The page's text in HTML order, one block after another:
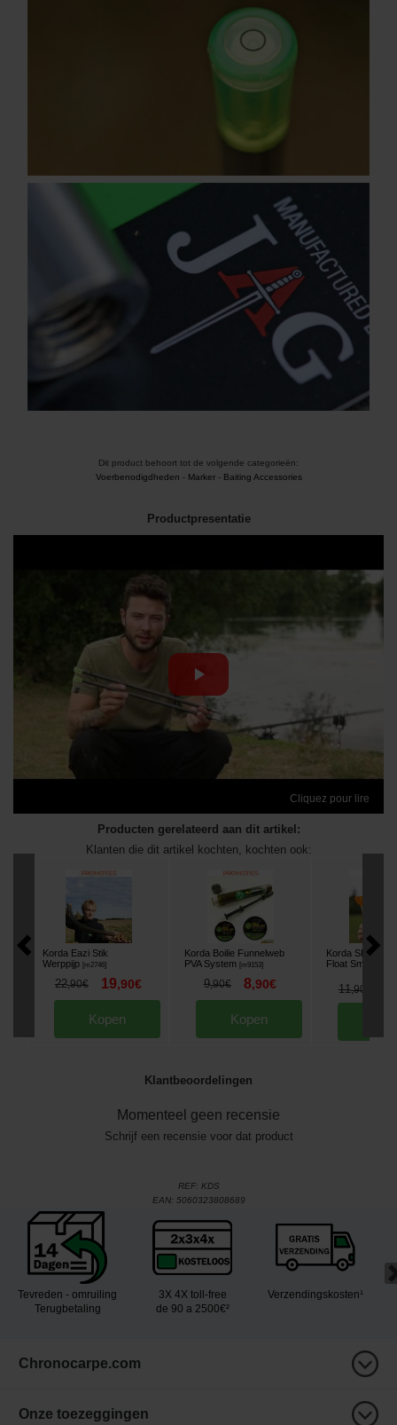
Dit product behoort tot de volgende categorieën:
Voerbenodigdheden - Marker- Baiting Accessories
Productpresentatie
Cliquez pour lire
Producten gerelateerd aan dit artikel:
Klanten die dit artikel kochten, kochten ook:
Korda Eazi Stik
Werppijp [m2746]
22,90€ 19,90€
Kopen
Korda Boilie Funnelweb
PVA System [m9153]
9,90€ 8,90€
Kopen
Korda SLR
Float Small
11,90
Klantbeoordelingen
Momenteel geen recensie
Schrijf een recensie voor dat product
REF: KDS
EAN: 5060323808689
Tevreden - omruiling
Terugbetaling
3X 4X toll-free
de 90 a 2500€²
Verzendingskosten¹
Chronocarpe.com
Onze toezeggingen